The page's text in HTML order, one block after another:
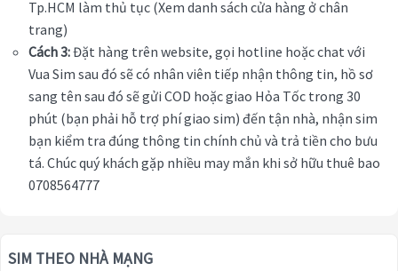
Tp.HCM làm thủ tục (Xem danh sách cửa hàng ở chân
trang)
Cách 3:Đặt hàng trên website, gọi hotline hoặc chat với
Vua Sim sau đó sẽ có nhân viên tiếp nhận thông tin, hồ sơ
sang tên sau đó sẽ gửi COD hoặc giao Hỏa Tốc trong 30
phút (bạn phải hỗ trợ phí giao sim) đến tận nhà, nhận sim
bạn kiểm tra đúng thông tin chính chủ và trả tiền cho bưu
tá. Chúc quý khách gặp nhiều may mắn khi sở hữu thuê bao
0708564777
SIM THEO NHÀ MẠNG